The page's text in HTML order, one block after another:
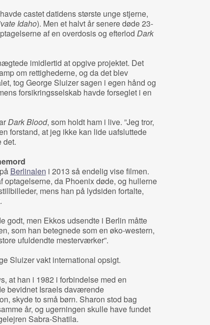
castet datidens største unge stjerne,
Idaho). Men et halvt år senere døde 23-
af en overdosis og efterlod Dark
imidlertid at opgive projektet. Det
om rettighederne, og da det blev
tog George Sluizer sagen i egen hånd og
forsikringsselskab havde forseglet i en
Dark Blood, som holdt ham i live. ”Jeg tror,
forstand, at jeg ikke kan lide uafsluttede
det.
Berlinalen i 2013 så endelig vise filmen.
optagelserne, da Phoenix døde, og hullerne
mens han på lydsiden fortalte,
godt, men Ekkos udsendte i Berlin måtte
som han betegnede som en øko-western,
ufuldendte mesterværker”.
Sluizer vakt international opsigt.
at han i 1982 i forbindelse med en
bevidnet Israels daværende
skyde to små børn. Sharon stod bag
år, og ugerningen skulle have fundet
Sabra-Shatila.